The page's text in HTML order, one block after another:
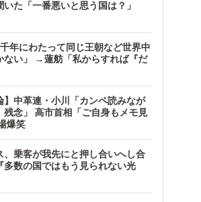
いた「一番悪いと思う国は？」
年にわたって同じ王朝など世界中
ない」 →蓮舫「私からすれば『だ
】中革連・小川「カンペ読みなが
残念」 高市首相「ご自身もメモ見
爆笑
、乗客が我先にと押し合いへし合
数の国ではもう見られない光